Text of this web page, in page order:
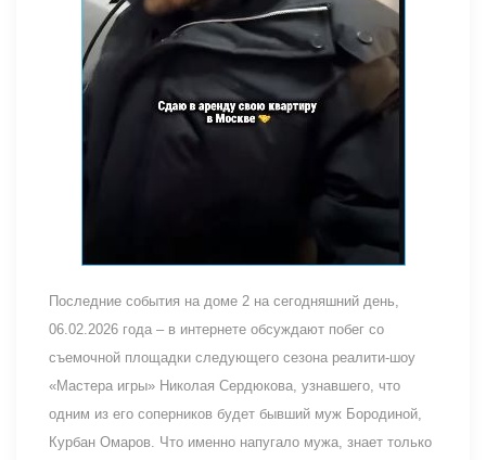
Последние события на доме 2 на сегодняшний день,
06.02.2026 года – в интернете обсуждают побег со
съемочной площадки следующего сезона реалити-шоу
«Мастера игры» Николая Сердюкова, узнавшего, что
одним из его соперников будет бывший муж Бородиной,
Курбан Омаров. Что именно напугало мужа, знает только